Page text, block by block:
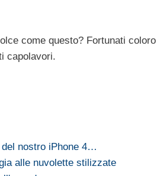
come questo? Fortunati
capolavori.
del nostro iPhone 4…
alle nuvolette stilizzate